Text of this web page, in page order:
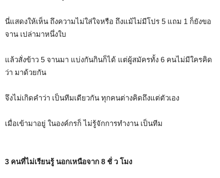
นี่แสดงให้เห็น ถึงความไม่ใส่ใจหรือ ถึงแม้ไม่มีโปร 5 แถม 1 ก็ยังขอ
จาน เปล่ามาหนึ่งใบ
แล้วสั่งข้าว 5 จานมา แบ่งกันกินก็ได้ แต่ผู้สมัครทั้ง 6 คนไม่มีใครคิด
ว่า มาด้วยกัน
จึงไม่เกิดคำว่า เป็นทีมเดียวกัน ทุกคนต่างคิดถึงแต่ตัวเอง
เมื่อเข้ามาอยู่ ในองค์กรก็ ไม่รู้จักการทำงาน เป็นทีม
3 คนที่ไม่เรียนรู้ นอกเหนือจาก 8 ชั่ ว โมง